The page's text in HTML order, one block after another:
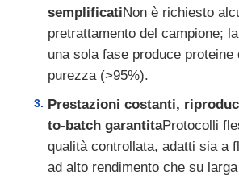
semplificatiNon è richiesto
pretrattamento del campione;
una sola fase produce proteine
purezza (>95%).
Prestazioni costanti,
to-batch garantitaProtocolli
qualità controllata, adatti sia a
ad alto rendimento che su